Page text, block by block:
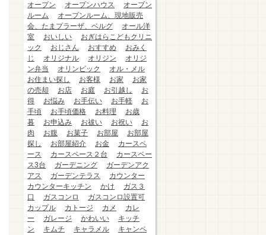
オープン
オープンハウス
オープン
ルーム
オープンルーム、現地販売
会、たまプラーザ、ベルグ
オール洋
室
おいしい
おぎはらこどもクリニ
ック
おじさん おすすめ
おみく
じ
オリジナル オリジン
オリジ
ン弁当
オリンピック
オル・メル
お住まい探し
お客様 お家
お家
の売却
お店 お庭 お引越し
お
得
お悩み お手伝い お手軽
お
手頃
お手頃価格 お料理
お歳
暮
お申込み お祓い お祝い
お
肉
お腹 お菓子 お部屋
お部屋
探し
お部屋紹介 お金
カースペ
ース
カースペース２台
カースペー
ス3台
ガーデニング
ガーデンアク
アス
ガーデンテラス
カウンター
カウンターキッチン
かけ
ガス３
口
ガスコンロ
ガスコンロ設置可
カップル
カトージ カメ
カレ
ー
ガレージ かわいい
キッチ
ン
キムチ キャラメル
キャンペ